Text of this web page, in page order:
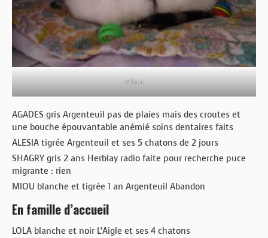
Miou
AGADES gris Argenteuil pas de plaies mais des croutes et
une bouche épouvantable anémié soins dentaires faits
ALESIA tigrée Argenteuil et ses 5 chatons de 2 jours
SHAGRY gris 2 ans Herblay radio faite pour recherche puce
migrante : rien
MIOU blanche et tigrée 1 an Argenteuil Abandon
En famille d’accueil
LOLA blanche et noir L’Aigle et ses 4 chatons